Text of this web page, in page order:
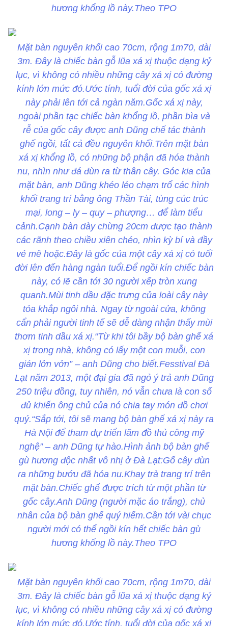
hương khổng lồ này.Theo TPO
Mặt bàn nguyên khối cao 70cm, rộng 1m70, dài
3m. Đây là chiếc bàn gỗ lũa xá xị thuộc dạng kỷ
lục, vì không có nhiều những cây xá xị có đường
kính lớn mức đó.Ước tính, tuổi đời của gốc xá xị
này phải lên tới cả ngàn năm.Gốc xá xị này,
ngoài phần tạc chiếc bàn khổng lồ, phần bìa và
rễ của gốc cây được anh Dũng chế tác thành
ghế ngồi, tất cả đều nguyên khối.Trên mặt bàn
xá xị khổng lồ, có những bộ phận đã hóa thành
nu, nhìn như đá đùn ra từ thân cây. Góc kia của
mặt bàn, anh Dũng khéo léo chạm trổ các hình
khối trang trí bằng ông Thần Tài, tùng cúc trúc
mại, long – ly – quy – phượng… để làm tiểu
cảnh.Cạnh bàn dày chừng 20cm được tạo thành
các rãnh theo chiều xiên chéo, nhìn kỳ bí và đầy
vẻ mê hoặc.Đây là gốc của một cây xá xị có tuổi
đời lên đến hàng ngàn tuổi.Để ngồi kín chiếc bàn
này, có lẽ cần tới 30 người xếp tròn xung
quanh.Mùi tinh dầu đặc trưng của loài cây này
tỏa khắp ngôi nhà. Ngay từ ngoài cửa, không
cẩn phải người tinh tế sẽ dễ dàng nhận thấy mùi
thơm tinh dầu xá xị.“Từ khi tôi bầy bộ bàn ghế xá
xị trong nhà, không có lấy một con muỗi, con
gián lởn vởn” – anh Dũng cho biết.Fesstival Đà
Lạt năm 2013, một đại gia đã ngỏ ý trả anh Dũng
250 triệu đồng, tuy nhiên, nó vẫn chưa là con số
đủ khiến ông chủ của nó chia tay món đồ chơi
quý.“Sắp tới, tôi sẽ mang bộ bàn ghế xá xị này ra
Hà Nội để tham dự triển lãm đồ thủ công mỹ
nghệ” – anh Dũng tự hào.Hình ảnh bộ bàn ghế
gù hương độc nhất vô nhị ở Đà Lạt:Gố cây đùn
ra những bướu đã hóa nu.Khay trà trang trí trên
mặt bàn.Chiếc ghế được trích từ một phần từ
gốc cây.Anh Dũng (người mặc áo trắng), chủ
nhân của bộ bàn ghế quý hiếm.Cần tới vài chục
người mới có thể ngồi kín hết chiếc bàn gù
hương khổng lồ này.Theo TPO
Mặt bàn nguyên khối cao 70cm, rộng 1m70, dài
3m. Đây là chiếc bàn gỗ lũa xá xị thuộc dạng kỷ
lục, vì không có nhiều những cây xá xị có đường
kính lớn mức đó.Ước tính, tuổi đời của gốc xá xị